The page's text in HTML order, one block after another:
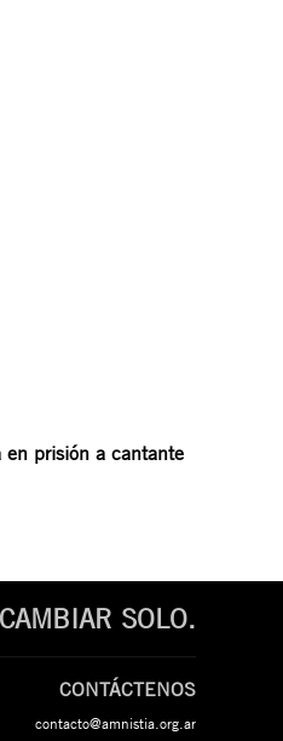
en prisión a cantante
SOLO.
CONTÁCTENOS
contacto@amnistia.org.ar